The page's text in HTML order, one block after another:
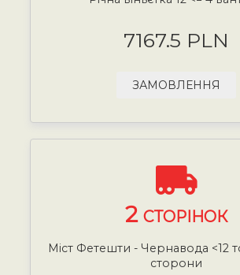
7167.5 PLN
ЗАМОВЛЕННЯ
2 СТОРІНОК
Міст Фетешти - Чернавода <12
сторони